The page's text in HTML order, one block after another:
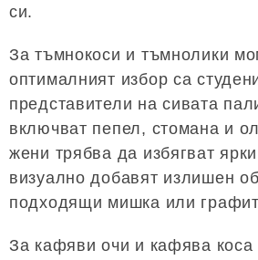
си.
За тъмнокоси и тъмнолики
оптималният избор са
представители на сивата
включват пепел, стомана и
жени трябва да избягват
визуално добавят излишен
подходящи мишка или
За кафяви очи и кафява коса